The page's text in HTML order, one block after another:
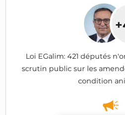
Loi EGalim: 421 députés
scrutin public sur les
condition